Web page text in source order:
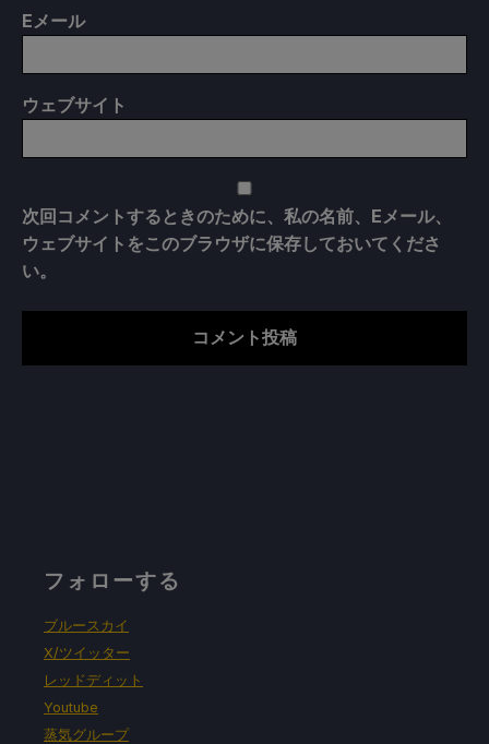
E メール
ウェブサイト
次回コメントするときのために、私の名前、Eメール、
ウェブサイトをこのブラウザに保存しておいてくださ
い。
フォローする
ブルースカイ
X/ツイッター
レッドディット
Youtube
蒸気グループ